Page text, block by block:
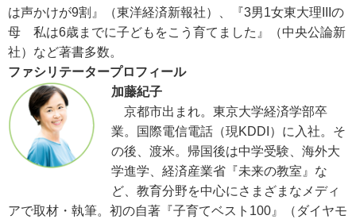
は声かけが9割』（東洋経済新報社）、『3男1女東大理IIIの
母 私は6歳までに子どもをこう育てました』（中央公論新
社）など著書多数。
ファシリテータープロフィール
加藤紀子
京都市出まれ。東京大学経済学部卒
業。国際電信電話（現KDDI）に入社。そ
の後、渡米。帰国後は中学受験、海外大
学進学、経済産業省『未来の教室』な
ど、教育分野を中心にさまざまなメディ
アで取材・執筆。初の自著『子育てベスト100』（ダイヤモ